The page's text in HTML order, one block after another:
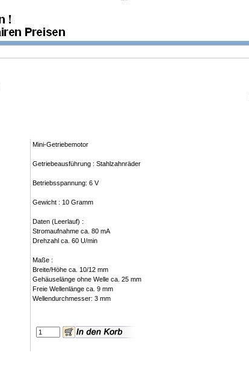
Mini-Getriebemotor
Getriebeausführung : Stahlzahnräder
Betriebsspannung: 6 V
Gewicht : 10 Gramm
Daten (Leerlauf) :
Stromaufnahme ca. 80 mA
Drehzahl ca. 60 U/min
Maße :
Breite/Höhe ca. 10/12 mm
Gehäuselänge ohne Welle ca. 25 mm
Freie Wellenlänge ca. 9 mm
Wellendurchmesser: 3 mm